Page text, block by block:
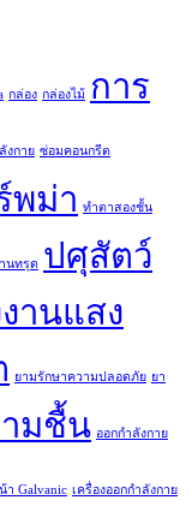
กล่อง กล่องไม้
การ
งกาย ซ่อมคอนกรีต
พม่า ทำตาสองชั้น
นทรุด ปศุสัตว์
านแสง
ยามรักษาความปลอดภัย ยา
มชื้น ออกกำลังกาย
า Galvanic เครื่องออกกำลังกาย